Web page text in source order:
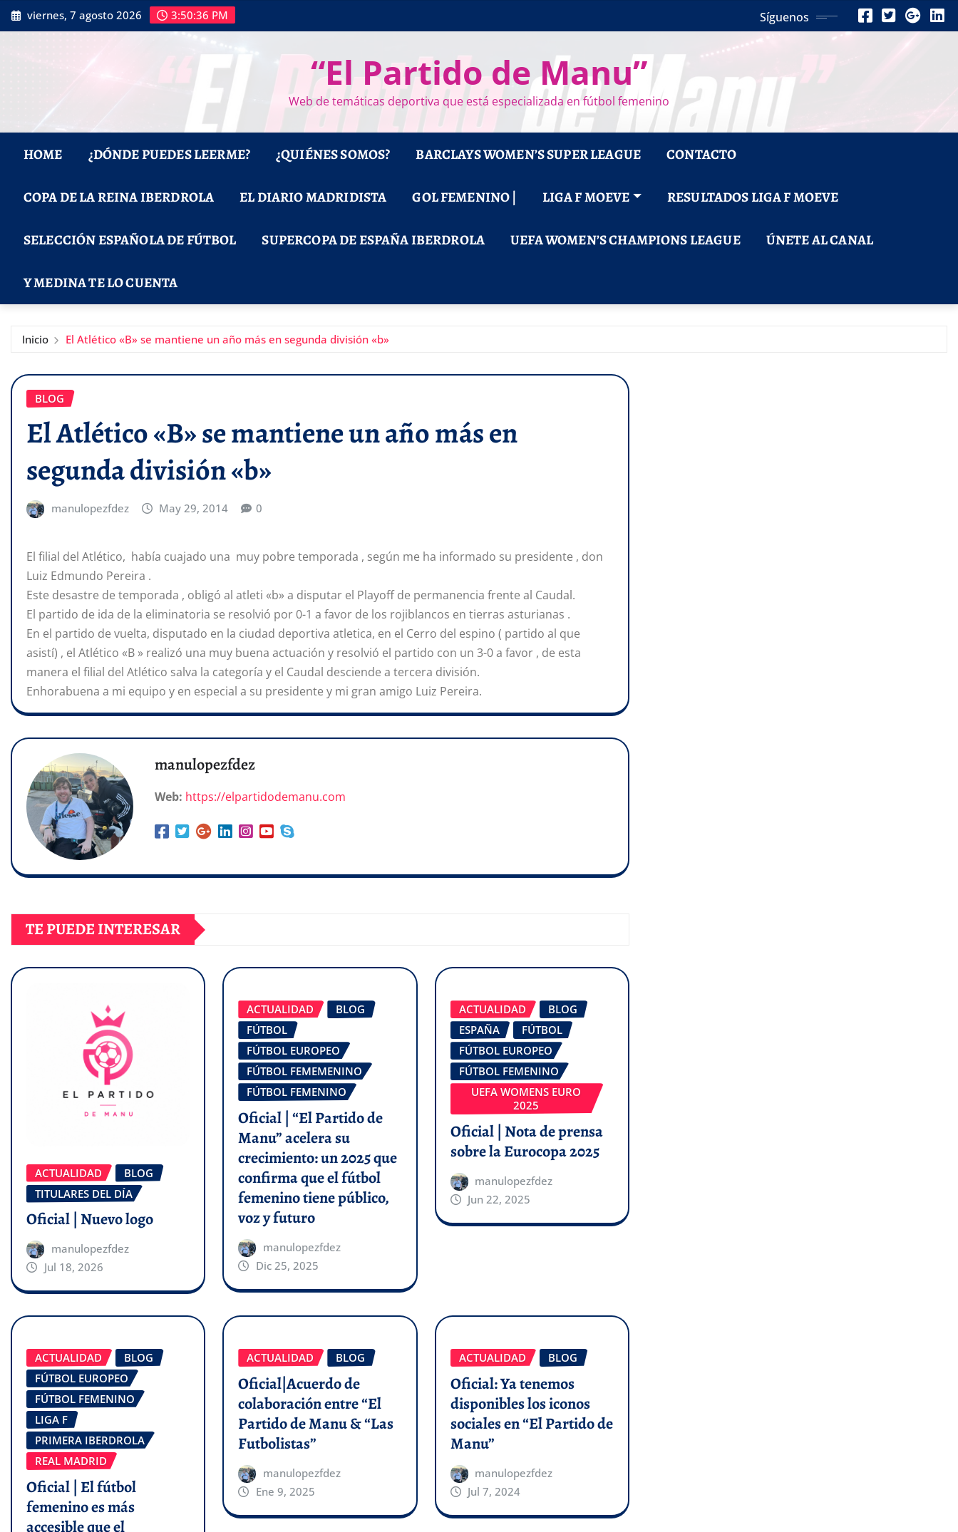
Saltar
al
viernes, 7 agosto 2026 3:50:37 PM Síguenos
“El Partido de Manu”
Web de temáticas deportiva que está especializada en fútbol femenino
HOME ¿DÓNDE PUEDES LEERME? ¿QUIÉNES SOMOS? BARCLAYS WOMEN’S SUPER LEAGUE CONTACTO
COPA DE LA REINA IBERDROLA EL DIARIO MADRIDISTA GOL FEMENINO | LIGA F MOEVE RESULTADOS LIGA F MOEVE
SELECCIÓN ESPAÑOLA DE FÚTBOL SUPERCOPA DE ESPAÑA IBERDROLA UEFA WOMEN’S CHAMPIONS LEAGUE ÚNETE AL CANAL
Y MEDINA TE LO CUENTA
Inicio El Atlético «B» se mantiene un año más en segunda división «b»
BLOG
El Atlético «B» se mantiene un año más en
segunda división «b»
manulopezfdez May 29, 2014 0
El filial del Atlético, había cuajado una muy pobre temporada , según me ha informado su presidente , don
Luiz Edmundo Pereira .
Este desastre de temporada , obligó al atleti «b» a disputar el Playoff de permanencia frente al Caudal.
El partido de ida de la eliminatoria se resolvió por 0-1 a favor de los rojiblancos en tierras asturianas .
En el partido de vuelta, disputado en la ciudad deportiva atletica, en el Cerro del espino ( partido al que
asistí) , el Atlético «B » realizó una muy buena actuación y resolvió el partido con un 3-0 a favor , de esta
manera el filial del Atlético salva la categoría y el Caudal desciende a tercera división.
Enhorabuena a mi equipo y en especial a su presidente y mi gran amigo Luiz Pereira.
manulopezfdez
Web: https://elpartidodemanu.com
TE PUEDE INTERESAR
ACTUALIDAD
BLOG
TITULARES DEL DÍA
Oficial | Nuevo logo
manulopezfdez
Jul 18, 2026
ACTUALIDAD
BLOG
FÚTBOL
FÚTBOL EUROPEO
FÚTBOL FEMEMENINO
FÚTBOL FEMENINO
Oficial | “El Partido de
Manu” acelera su
crecimiento: un 2025 que
confirma que el fútbol
femenino tiene público,
voz y futuro
manulopezfdez
Dic 25, 2025
ACTUALIDAD
BLOG
ESPAÑA
FÚTBOL
FÚTBOL EUROPEO
FÚTBOL FEMENINO
UEFA WOMENS EURO
2025
Oficial | Nota de prensa
sobre la Eurocopa 2025
manulopezfdez
Jun 22, 2025
ACTUALIDAD
BLOG
FÚTBOL EUROPEO
FÚTBOL FEMENINO
LIGA F
PRIMERA IBERDROLA
REAL MADRID
Oficial | El fútbol
femenino es más
accesible que el
ACTUALIDAD BLOG
Oficial|Acuerdo de
colaboración entre “El
Partido de Manu & “Las
Futbolistas”
manulopezfdez
Ene 9, 2025
ACTUALIDAD BLOG
Oficial: Ya tenemos
disponibles los iconos
sociales en “El Partido de
Manu”
manulopezfdez
Jul 7, 2024